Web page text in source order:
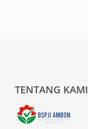
TENTANG KAMI